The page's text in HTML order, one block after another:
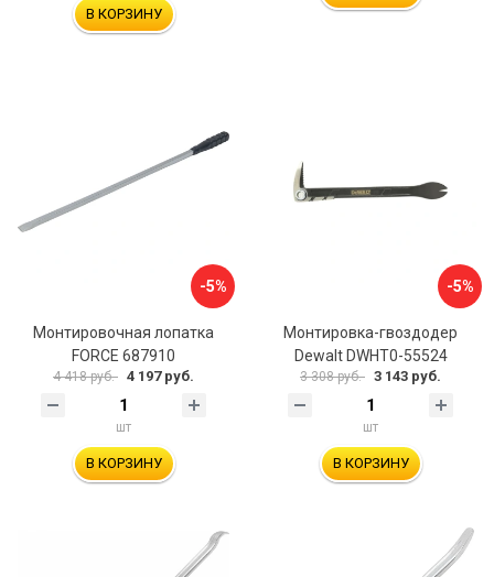
В КОРЗИНУ
-5%
Монтировочная лопатка
FORCE 687910
4 418 руб. 4 197 руб.
шт
В КОРЗИНУ
-5%
Монтировка-гвоздодер
Dewalt DWHT0-55524
3 308 руб. 3 143 руб.
шт
В КОРЗИНУ